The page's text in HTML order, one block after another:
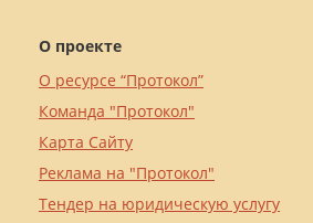
О проекте
О ресурсе “Протокол”
Команда "Протокол"
Карта Сайту
Реклама на "Протокол"
Тендер на юридическую услугу